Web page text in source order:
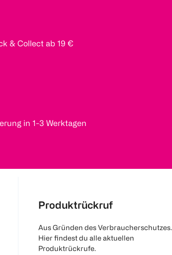
& Collect ab 19 €
in 1-3 Werktagen
Produktrückruf
Aus Gründen des Verbraucherschutzes.
Hier findest du alle aktuellen
Produktrückrufe.